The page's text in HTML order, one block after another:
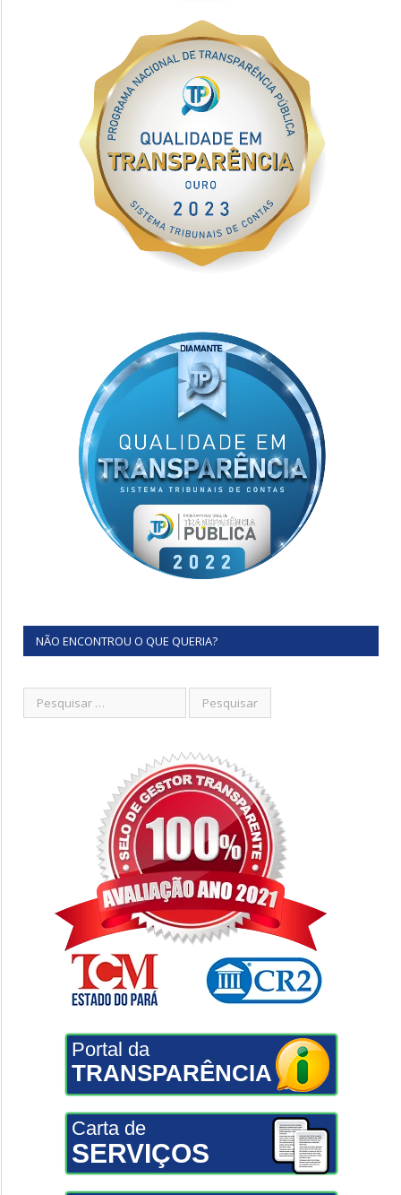
NÃO ENCONTROU O QUE QUERIA?
Portal da
TRANSPARÊNCIA
Carta de
SERVIÇOS